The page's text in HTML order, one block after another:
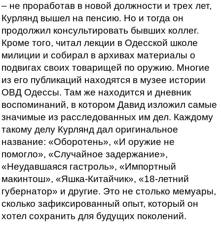
– не проработав в новой должности и трех лет,
Курлянд вышел на пенсию. Но и тогда он
продолжил консультировать бывших коллег.
Кроме того, читал лекции в Одесской школе
милиции и собирал в архивах материалы о
подвигах своих товарищей по оружию. Многие
из его публикаций находятся в музее истории
ОВД Одессы. Там же находится и дневник
воспоминаний, в котором Давид изложил самые
значимые из расследованных им дел. Каждому
такому делу Курлянд дал оригинальное
название: «Оборотень», «И оружие не
помогло», «Случайное задержание»,
«Неудавшаяся гастроль», «Импортный
макинтош», «Яшка-Китайчик», «18-летний
губернатор» и другие. Это не столько мемуары,
сколько зафиксированный опыт, который он
хотел сохранить для будущих поколений.